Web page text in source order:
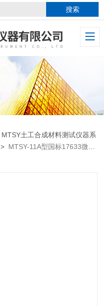
MTSY土工合成材料测试仪器系
> MTSY-11A型国标17633微机